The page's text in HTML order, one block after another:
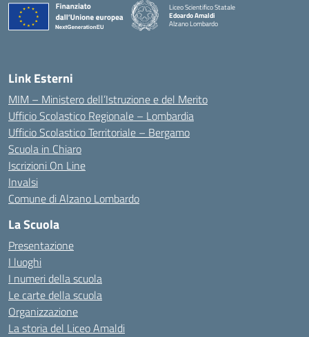
Liceo Scientifico Statale
Edoardo Amaldi
Alzano Lombardo
Link Esterni
MIM – Ministero dell’Istruzione e del Merito
Ufficio Scolastico Regionale – Lombardia
Ufficio Scolastico Territoriale – Bergamo
Scuola in Chiaro
Iscrizioni On Line
Invalsi
Comune di Alzano Lombardo
La Scuola
Presentazione
I luoghi
I numeri della scuola
Le carte della scuola
Organizzazione
La storia del Liceo Amaldi